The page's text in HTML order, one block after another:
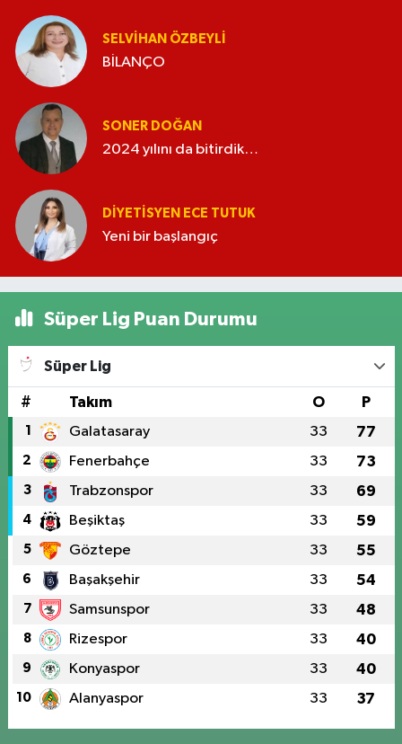
SELVIHAN ÖZBEYLI
BİLANÇO
SONER DOĞAN
2024 yılını da bitirdik…
DIYETISYEN ECE TUTUK
Yeni bir başlangıç
Süper Lig Puan Durumu
Süper Lig
# Takım O P
1 Galatasaray 33 77
2 Fenerbahçe 33 73
3 Trabzonspor 33 69
4 Beşiktaş 33 59
5 Göztepe 33 55
6 Başakşehir 33 54
7 Samsunspor 33 48
8 Rizespor 33 40
9 Konyaspor 33 40
10 Alanyaspor 33 37